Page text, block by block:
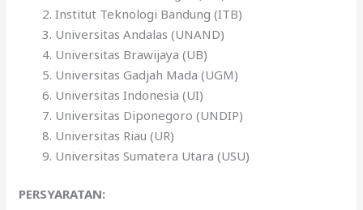
Institut Teknologi Bandung (ITB)
Universitas Andalas (UNAND)
Universitas Brawijaya (UB)
Universitas Gadjah Mada (UGM)
Universitas Indonesia (UI)
Universitas Diponegoro (UNDIP)
Universitas Riau (UR)
Universitas Sumatera Utara (USU)
PERSYARATAN: